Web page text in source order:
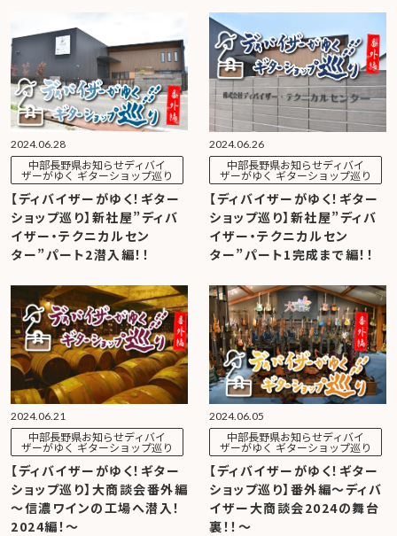
2024.06.28
【ディバイザーがゆく！ギター
ショップ巡り】新社屋”ディバ
イザー・テクニカルセン
ター”パート2潜入編！！
中部長野県お知らせディバイ
ザーがゆく ギターショップ巡り
2024.06.26
【ディバイザーがゆく！ギター
ショップ巡り】新社屋”ディバ
イザー・テクニカルセン
ター”パート1完成まで編！！
中部長野県お知らせディバイ
ザーがゆく ギターショップ巡り
2024.06.21
【ディバイザーがゆく！ギター
ショップ巡り】大商談会番外編
～信濃ワインの工場へ潜入！
2024編！～
中部長野県お知らせディバイ
ザーがゆく ギターショップ巡り
2024.06.05
【ディバイザーがゆく！ギター
ショップ巡り】番外編～ディバ
イザー大商談会2024の舞台
裏！！～
中部長野県お知らせディバイ
ザーがゆく ギターショップ巡り